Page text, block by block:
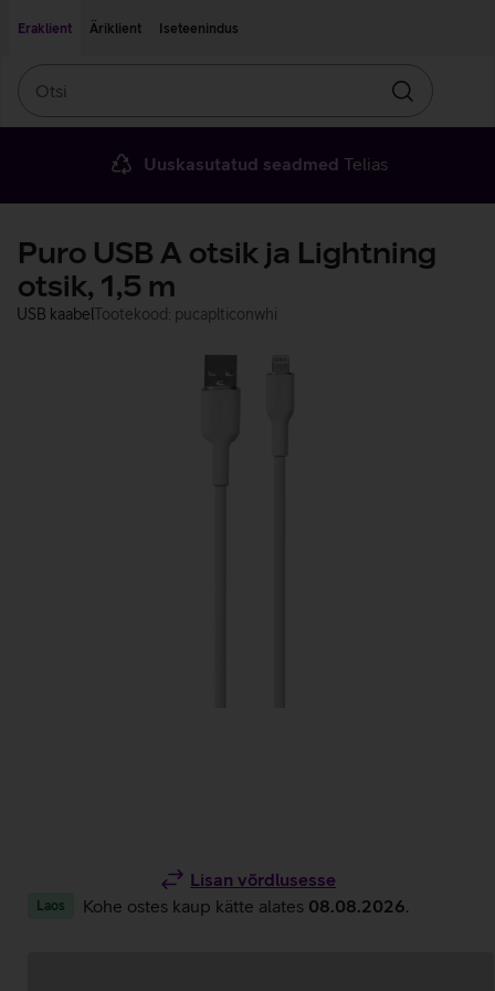
Eraklient
Äriklient Iseteenindus
Otsin
Uuskasutatud seadmed Telias
Puro USB A otsik ja Lightning
otsik, 1,5 m
USB kaabel Tootekood: pucaplticonwhi
Lisan võrdlusesse
Laos Kohe ostes kaup kätte alates 08.08.2026